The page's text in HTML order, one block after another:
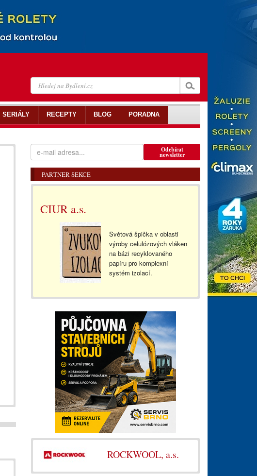
Odebírat
newsletter
PARTNER SEKCE
CIUR a.s.
Světová špička v oblasti
výroby celulózových vláken
na bázi recyklovaného
papíru pro komplexní
systém izolací.
ROCKWOOL, a.s.
SERIÁLY RECEPTY BLOG PORADNA